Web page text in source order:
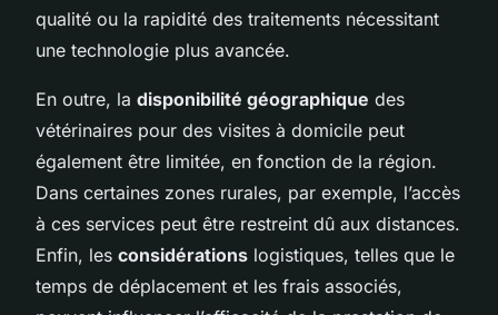
qualité ou la rapidité des traitements nécessitant
une technologie plus avancée.
En outre, la disponibilité géographique des
vétérinaires pour des visites à domicile peut
également être limitée, en fonction de la région.
Dans certaines zones rurales, par exemple, l’accès
à ces services peut être restreint dû aux distances.
Enfin, les considérations logistiques, telles que le
temps de déplacement et les frais associés,